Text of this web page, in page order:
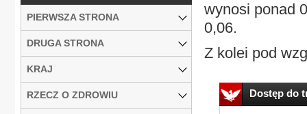
wynosi ponad
0,06.
Z kolei pod
Dostęp do
PIERWSZA STRONA
DRUGA STRONA
KRAJ
RZECZ O ZDROWIU